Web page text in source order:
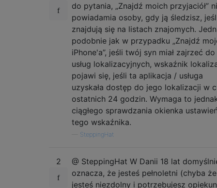
do pytania, „Znajdź moich przyjaciół”
powiadamia osoby, gdy ją śledzisz,
znajdują się na listach znajomych.
podobnie jak w przypadku „Znajdź
iPhone'a”, jeśli twój syn miał zajrzeć do
usług lokalizacyjnych, wskaźnik
pojawi się, jeśli ta aplikacja / usługa
uzyskała dostęp do jego lokalizacji w
ostatnich 24 godzin. Wymaga to
ciągłego sprawdzania okienka
tego wskaźnika.
SteppingHat
2
@ SteppingHat W Danii 18 lat
oznacza, że ​​jesteś pełnoletni (chyba
jesteś niezdolny i potrzebujesz